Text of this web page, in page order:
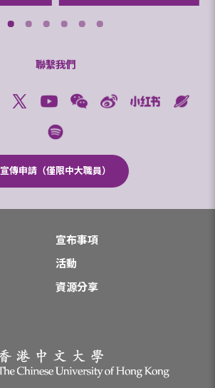
聯繫我們
宣傳申請（僅限中大職員）
宣布事項
活動
資源分享